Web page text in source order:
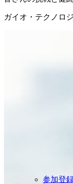
参加登
ガイオ・テクノロ